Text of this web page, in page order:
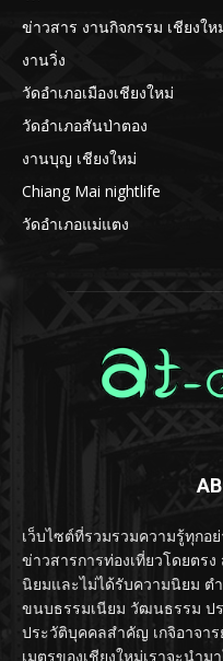
ข่าวสาร งานกิจกรรม เชียงให
งานวิ่ง
วัดอำเภอเมืองเชียงใหม่
วัดอำเภอสันป่าตอง
งานบุญ เชียงใหม่
Chiang Mai nightlife
วัดอำเภอแม่แตง
เว็บไซต์ที่รวมรวมความรู้ทุกอ
ข่าวสารการท่องเที่ยวโดยตร
นิยมและไม่ได้รับความนิยม ต
ขนบธรรมเนียม วัฒนธรรม ป
ประวัติบุคคลสำคัญ เกจิอาจา
เมตรของเชียงใหม่เราจะนำ